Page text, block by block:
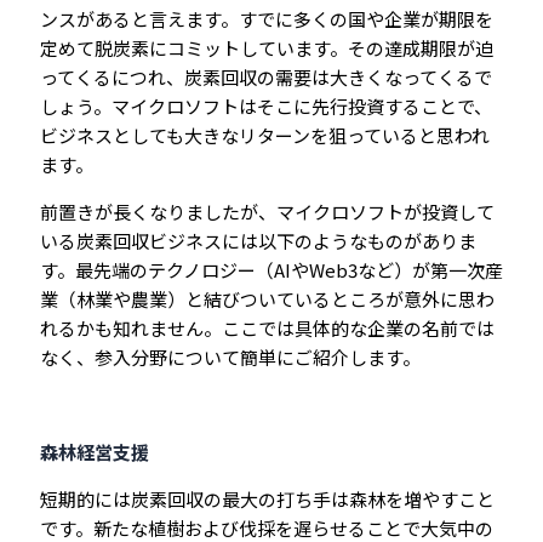
ンスがあると言えます。すでに多くの国や企業が期限を
定めて脱炭素にコミットしています。その達成期限が迫
ってくるにつれ、炭素回収の需要は大きくなってくるで
しょう。マイクロソフトはそこに先行投資することで、
ビジネスとしても大きなリターンを狙っていると思われ
ます。
前置きが長くなりましたが、マイクロソフトが投資して
いる炭素回収ビジネスには以下のようなものがありま
す。最先端のテクノロジー（AIやWeb3など）が第一次産
業（林業や農業）と結びついているところが意外に思わ
れるかも知れません。ここでは具体的な企業の名前では
なく、参入分野について簡単にご紹介します。
森林経営支援
短期的には炭素回収の最大の打ち手は森林を増やすこと
です。新たな植樹および伐採を遅らせることで大気中の